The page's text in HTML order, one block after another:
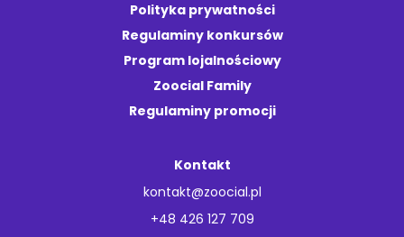
Polityka prywatności
Regulaminy konkursów
Program lojalnościowy
Zoocial Family
Regulaminy promocji
Kontakt
kontakt@zoocial.pl
+48 426 127 709